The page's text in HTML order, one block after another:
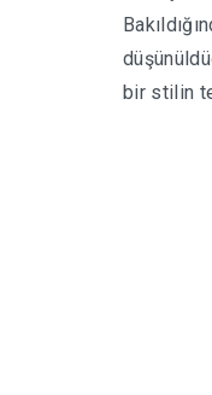
bir stilin